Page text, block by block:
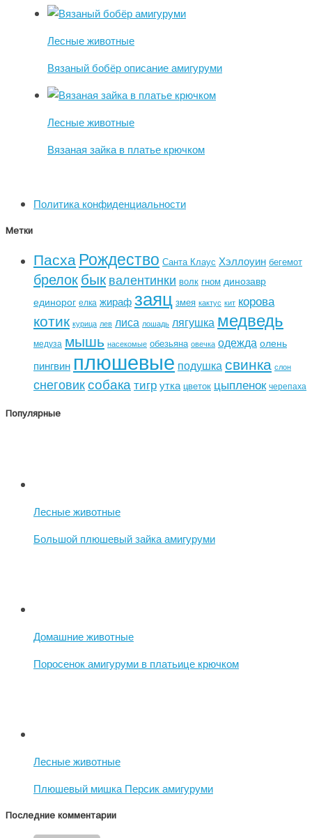
Лесные животные
Вязаный бобёр описание амигуруми
Лесные животные
Вязаная зайка в платье крючком
Политика конфиденциальности
Метки
ПасхаРождество Санта Клаус Хэллоуин бегемот
брелокбыквалентинки волк гном динозавр
единорог елка жирафзаяц змея кактус кит корова
котик курица лев лиса лошадь лягушка медведь
медуза мышь насекомые обезьяна овечка одежда олень
пингвин плюшевые подушка свинка слон
снеговиксобакатигрутка цветок цыпленок черепаха
Популярные
Лесные животные
Большой плюшевый зайка амигуруми
Домашние животные
Поросенок амигуруми в платьице крючком
Лесные животные
Плюшевый мишка Персик амигуруми
Последние комментарии